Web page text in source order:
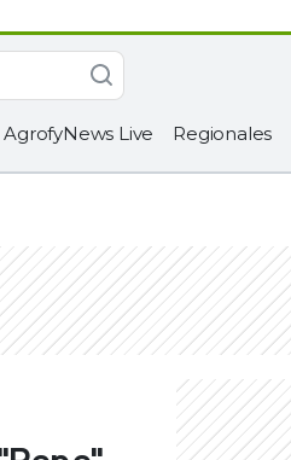
AgrofyNews Live Regionales